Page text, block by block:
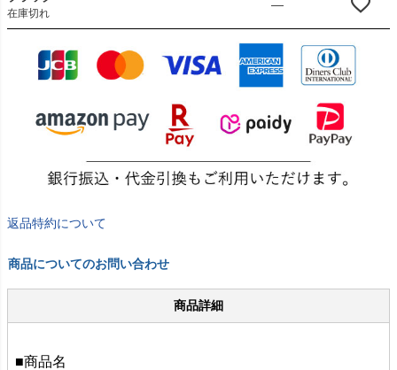
在庫切れ
—
返品特約について
商品についてのお問い合わせ
商品詳細
■商品名